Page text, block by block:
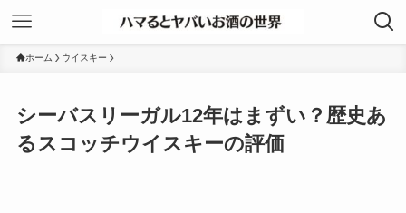
ホーム ウイスキー
シーバスリーガル12年はまずい？歴史あ
るスコッチウイスキーの評価